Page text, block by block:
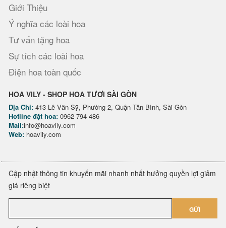
Giới Thiệu
Ý nghĩa các loài hoa
Tư vấn tặng hoa
Sự tích các loài hoa
Điện hoa toàn quốc
HOA VILY - SHOP HOA TƯƠI SÀI GÒN
Địa Chỉ: 413 Lê Văn Sỹ, Phường 2, Quận Tân Bình, Sài Gòn
Hotline đặt hoa: 0962 794 486
Mail:info@hoavily.com
Web: hoavily.com
Cập nhật thông tin khuyến mãi nhanh nhất hưởng quyền lợi giảm
giá riêng biệt
GỬI